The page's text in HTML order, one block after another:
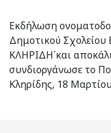
Eκδήλωση
Δημοτικού Σχολείου
ΚΛΗΡΙΔΗ῾ και
συνδιοργάνωσε το
Κληρίδης, 18